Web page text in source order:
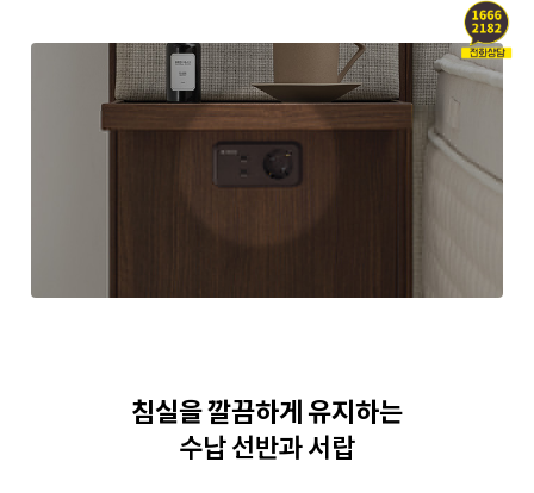
침실을 깔끔하게 유지하는
수납 선반과 서랍